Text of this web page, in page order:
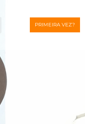
PRIMEIRA VEZ?